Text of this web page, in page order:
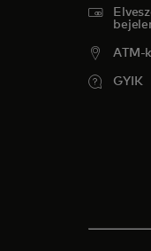
ATM-
GYIK